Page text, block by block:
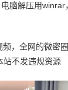
脑解压用winrar
，全网的微密
站不发违规资源